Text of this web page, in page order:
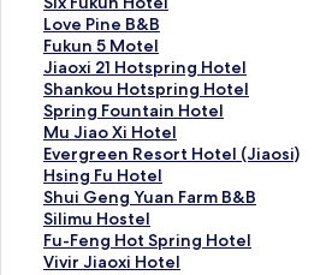
i
的
連
結
e
l
的
連
結
連
結
連
結
H
o
t
e
l
Y
i
l
a
n
的
連
o
t
S
p
r
i
n
g
H
o
t
e
n
e
H
o
t
e
l
的
連
結
t
S
p
r
i
n
g
H
o
t
e
l
a
n
F
L
S
p
r
i
n
g
H
o
l
R
o
y
a
l
C
h
i
a
o
h
l
s
p
r
i
n
g
b
y
S
i
l
s
t
y
H
o
t
e
l
的
連
結
i
x
F
u
k
u
n
H
o
t
e
l
Love Pine B&B
L
o
v
e
P
i
n
e
B
&
B
的
Fukun 5 Motel
F
u
k
u
n
5
M
o
t
e
l
Jiaoxi 21 Hotspring Hotel
J
i
a
o
x
i
2
1
H
o
Shankou Hotspring Hotel
S
h
a
n
k
o
u
H
o
Spring Fountain Hotel
S
p
r
i
n
g
F
o
Mu Jiao Xi Hotel
M
u
J
i
a
o
X
Evergreen Resort Hotel (Jiaosi)
E
v
e
r
g
r
Hsing Fu Hotel
H
s
i
n
g
Shui Geng Yuan Farm B&B
S
h
u
i
Silimu Hostel
S
i
l
Fu-Feng Hot Spring Hotel
F
u
Vivir Jiaoxi Hotel
V